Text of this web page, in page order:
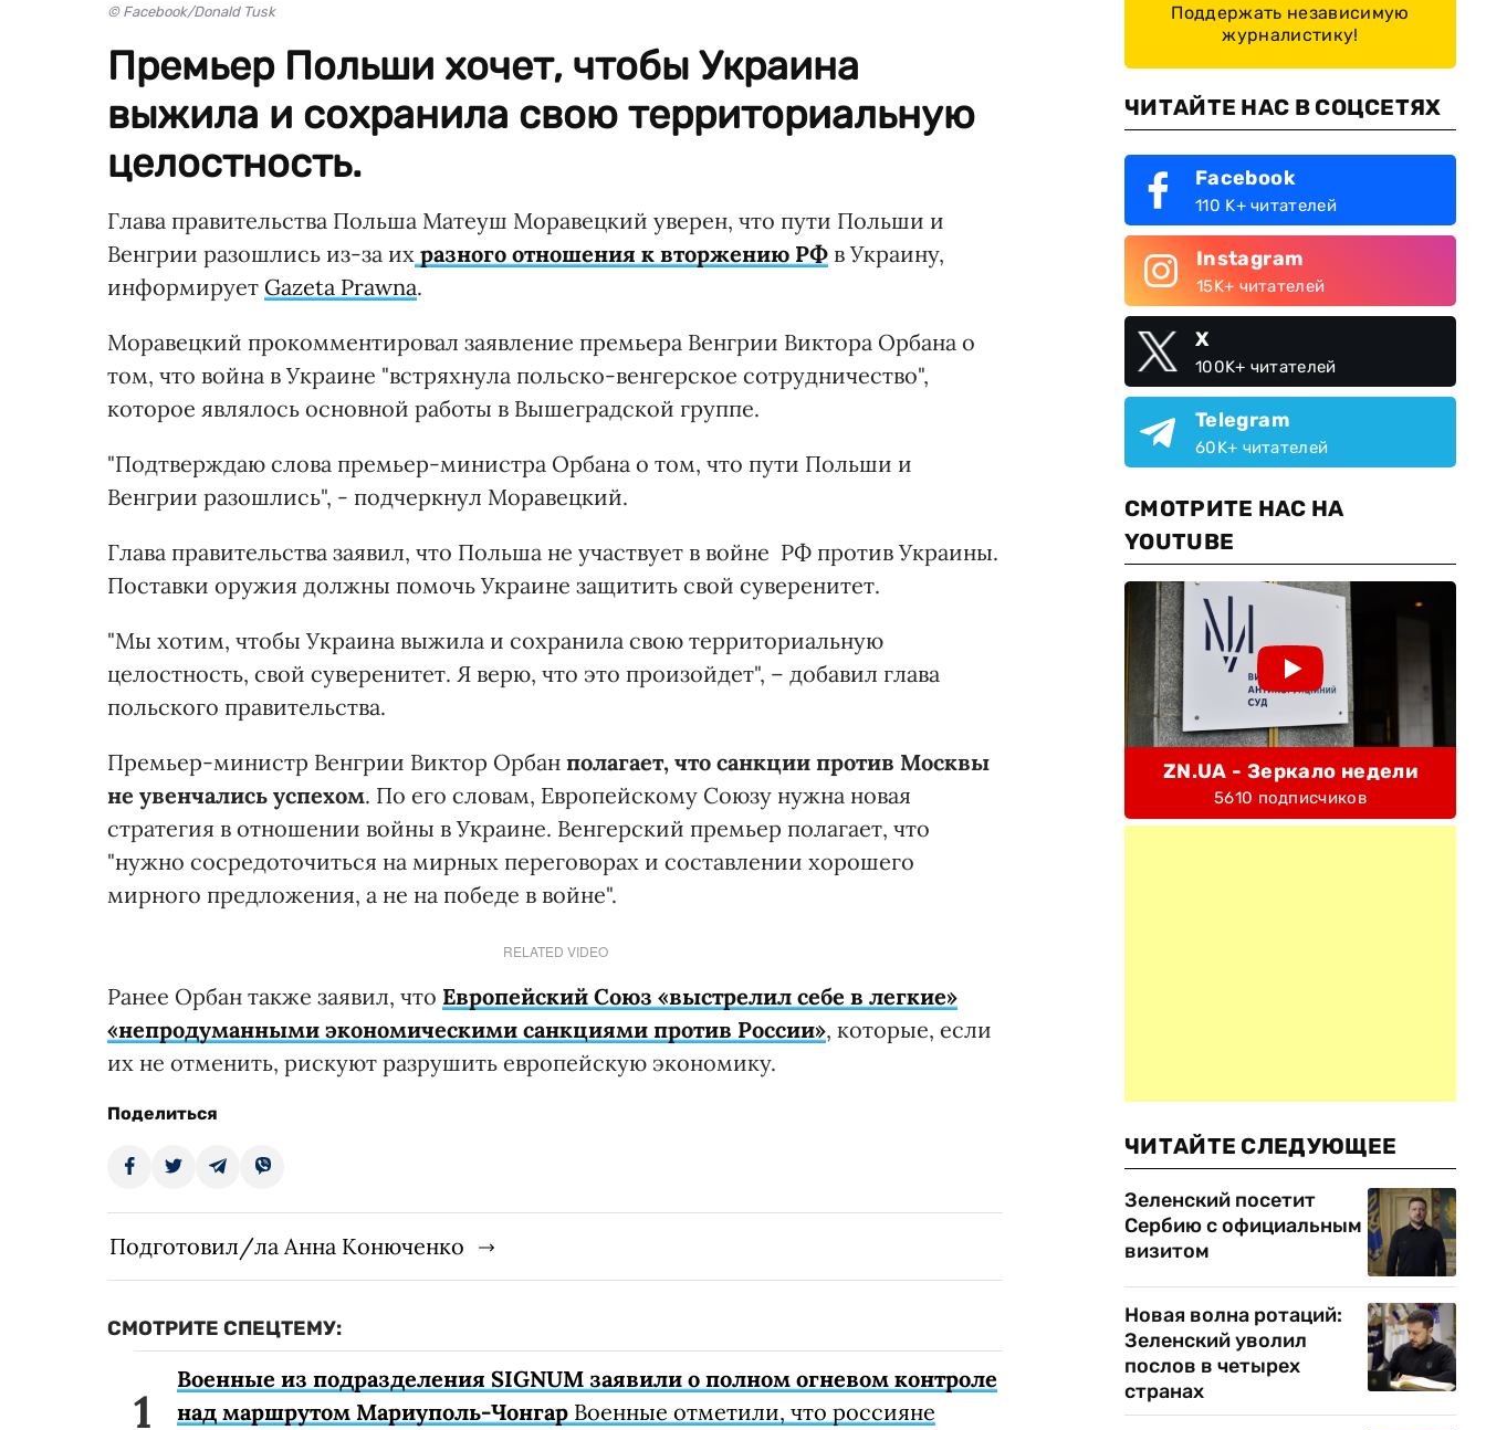
© Facebook/Donald Tusk
Премьер Польши хочет, чтобы Украина
выжила и сохранила свою территориальную
целостность.
Глава правительства Польша Матеуш Моравецкий уверен, что пути Польши и
Венгрии разошлись из-за их разного отношения к вторжению РФ в Украину,
информирует Gazeta Prawna.
Моравецкий прокомментировал заявление премьера Венгрии Виктора Орбана о
том, что война в Украине "встряхнула польско-венгерское сотрудничество",
которое являлось основной работы в Вышеградской группе.
"Подтверждаю слова премьер-министра Орбана о том, что пути Польши и
Венгрии разошлись", - подчеркнул Моравецкий.
Глава правительства заявил, что Польша не участвует в войне РФ против Украины.
Поставки оружия должны помочь Украине защитить свой суверенитет.
"Мы хотим, чтобы Украина выжила и сохранила свою территориальную
целостность, свой суверенитет. Я верю, что это произойдет", – добавил глава
польского правительства.
Премьер-министр Венгрии Виктор Орбан полагает, что санкции против Москвы
не увенчались успехом. По его словам, Европейскому Cоюзу нужна новая
стратегия в отношении войны в Украине. Венгерский премьер полагает, что
"нужно сосредоточиться на мирных переговорах и составлении хорошего
мирного предложения, а не на победе в войне".
RELATED VIDEO
Ранее Орбан также заявил, что Европейский Союз «выстрелил себе в легкие»
«непродуманными экономическими санкциями против России», которые, если
их не отменить, рискуют разрушить европейскую экономику.
Поделиться
Подготовил/ла Анна Конюченко
СМОТРИТЕ СПЕЦТЕМУ:
Военные из подразделения SIGNUM заявили о полном огневом контроле
над маршрутом Мариуполь-Чонгар Военные отметили, что россияне
Поддержать независимую
журналистику!
ЧИТАЙТЕ НАС В СОЦСЕТЯХ
Facebook
110 K+ читателей
Instagram
15K+ читателей
X
100K+ читателей
Telegram
60K+ читателей
СМОТРИТЕ НАС НА
YOUTUBE
ZN.UA - Зеркало недели
5610 подписчиков
ЧИТАЙТЕ СЛЕДУЮЩЕЕ
Зеленский посетит
Сербию с официальным
визитом
Новая волна ротаций:
Зеленский уволил
послов в четырех
странах